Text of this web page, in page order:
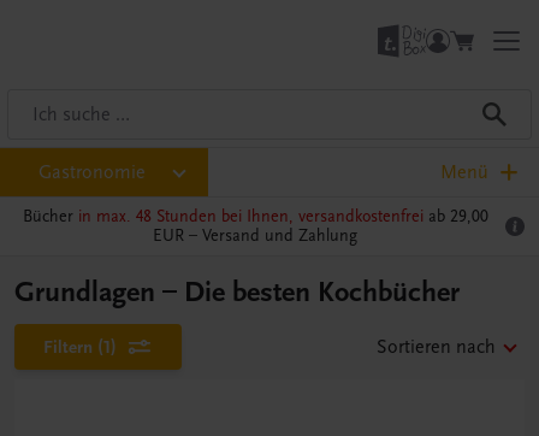
Gastronomie Menü
Bücher in max. 48 Stunden bei Ihnen, versandkostenfrei ab 29,00
EUR – Versand und Zahlung
Grundlagen – Die besten Kochbücher
Filtern (1) Sortieren nach